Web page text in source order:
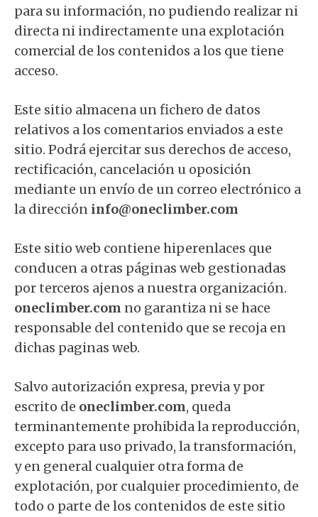
para su información, no pudiendo realizar ni
directa ni indirectamente una explotación
comercial de los contenidos a los que tiene
acceso.
Este sitio almacena un fichero de datos
relativos a los comentarios enviados a este
sitio. Podrá ejercitar sus derechos de acceso,
rectificación, cancelación u oposición
mediante un envío de un correo electrónico a
la dirección info@oneclimber.com
Este sitio web contiene hiperenlaces que
conducen a otras páginas web gestionadas
por terceros ajenos a nuestra organización.
oneclimber.com no garantiza ni se hace
responsable del contenido que se recoja en
dichas paginas web.
Salvo autorización expresa, previa y por
escrito de oneclimber.com, queda
terminantemente prohibida la reproducción,
excepto para uso privado, la transformación,
y en general cualquier otra forma de
explotación, por cualquier procedimiento, de
todo o parte de los contenidos de este sitio